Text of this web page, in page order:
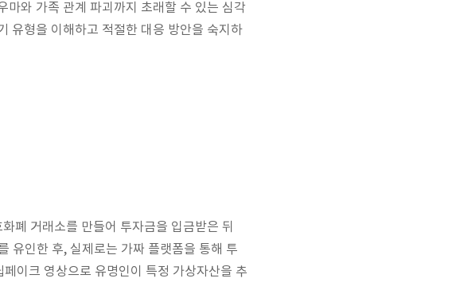
마와 가족 관계 파괴까지 초래할 수 있는 심각
유형을 이해하고 적절한 대응 방안을 숙지하
폐 거래소를 만들어 투자금을 입금받은 뒤
유인한 후, 실제로는 가짜 플랫폼을 통해 투
이크 영상으로 유명인이 특정 가상자산을 추